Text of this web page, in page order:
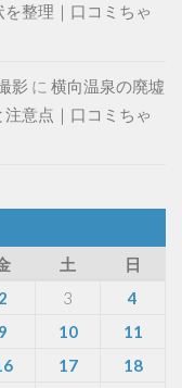
整理｜口コミちゃ
影 に 横向温泉の廃墟
意点｜口コミちゃ
土
日
2 3
4
9 10
11
17
18